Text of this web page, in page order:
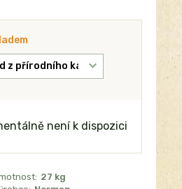
není k dispozici
27 kg